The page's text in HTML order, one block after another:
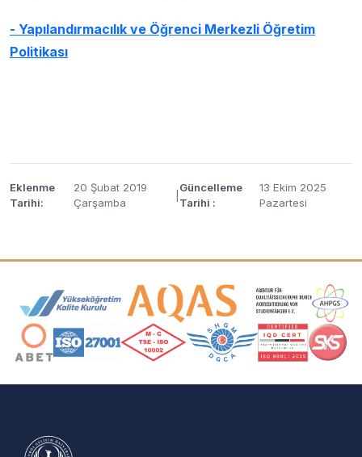
- Yapılandırmacılık ve Öğrenci Merkezli Öğretim
Politikası
Eklenme
Tarihi:
20 Şubat 2019
Çarşamba
Güncelleme
Tarihi :
13 Ekim 2025
Pazartesi
Akreditasyon ve Üyelik Logoları